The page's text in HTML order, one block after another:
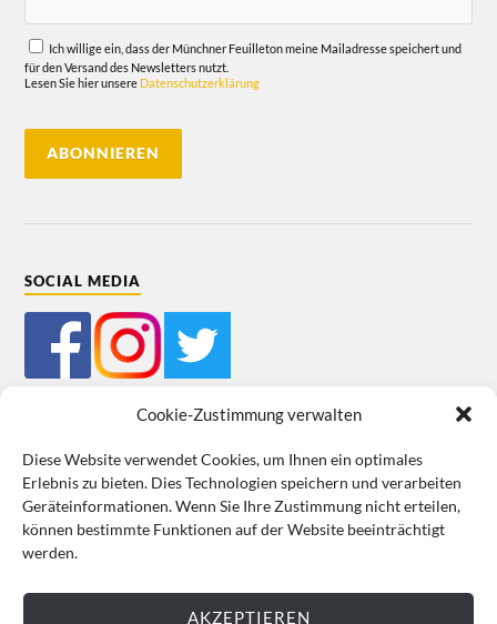
Cookie-Zustimmung verwalten
Diese Website verwendet Cookies, um Ihnen ein optimales
Erlebnis zu bieten. Dies Technologien speichern und verarbeiten
Geräteinformationen. Wenn Sie Ihre Zustimmung nicht erteilen,
können bestimmte Funktionen auf der Website beeinträchtigt
werden.
AKZEPTIEREN
Ich willige ein, dass der Münchner Feuilleton meine Mailadresse speichert und
für den Versand des Newsletters nutzt.
Lesen Sie hier unsere Datenschutzerklärung
SOCIAL MEDIA
Mein Bestellkonto Kundeninformationen Datenschutz
Cookie-Richtlinie (EU) Impressum
VERTRAG WIDERRUFEN